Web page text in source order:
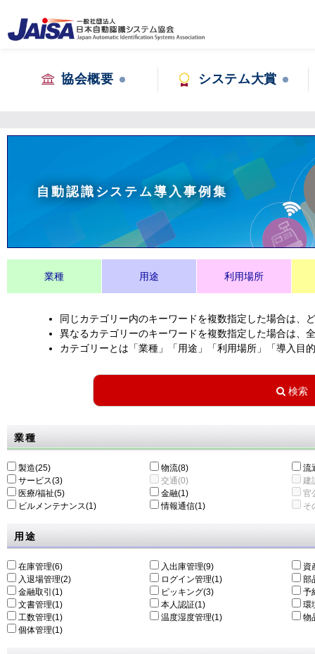
協会概要 システム大賞
自動認識システム導入事例集
業種 用途 利用場所
同じカテゴリー内のキーワードを複数指定した場合は、
異なるカテゴリーのキーワードを複数指定した場合は、
カテゴリーとは「業種」「用途」「利用場所」「導入目
業種
製造(25) 物流(8)
流
サービス(3)
交通(0)
建
医療/福祉(5)
金融(1)
官
ビルメンテナンス(1)
情報通信(1) そ
用途
在庫管理(6) 入出庫管理(9)
資
入退場管理(2)
ログイン管理(1)
部
金融取引(1)
ピッキング(3)
予
文書管理(1)
本人認証(1)
環
工数管理(1)
温度湿度管理(1)
物
個体管理(1)